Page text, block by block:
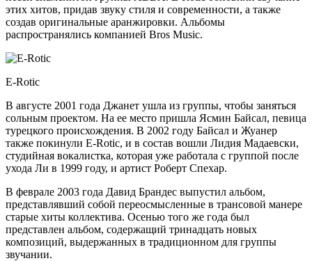
этих хитов, придав звуку стиля и современности, а также
создав оригинальные аранжировки. Альбомы
распространялись компанией Bros Music.
E-Rotic
В августе 2001 года Джанет ушла из группы, чтобы заняться
сольным проектом. На ее место пришла Ясмин Байсал, певица
турецкого происхождения. В 2002 году Байсал и Жуанер
также покинули E-Rotic, и в состав вошли Лидия Мадаевски,
студийная вокалистка, которая уже работала с группой после
ухода Ли в 1999 году, и артист Роберт Спехар.
В феврале 2003 года Давид Брандес выпустил альбом,
представлявший собой переосмысленные в трансовой манере
старые хиты коллектива. Осенью того же года был
представлен альбом, содержащий тринадцать новых
композиций, выдержанных в традиционном для группы
звучании.